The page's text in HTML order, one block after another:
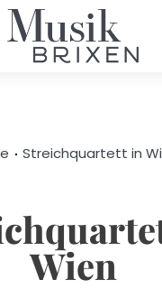
Streichquartett in
Wien